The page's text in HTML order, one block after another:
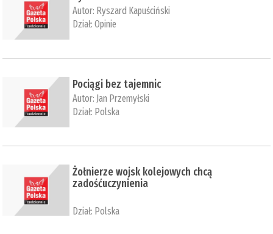
Autor: Ryszard Kapuściński
Dział:Opinie
Pociągi bez tajemnic
Autor: Jan Przemyłski
Dział: Polska
Żołnierze wojsk kolejowych chcą
zadośćuczynienia
Dział: Polska